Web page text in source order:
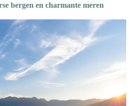
bergen en charmante meren